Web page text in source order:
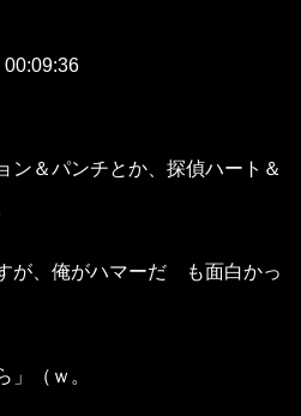
ン＆パンチとか、探偵ハート＆
が、俺がハマーだ も面白かっ
」（ｗ。